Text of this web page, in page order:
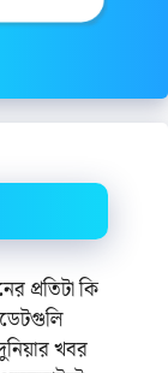
প্রতিটা কি
খবর